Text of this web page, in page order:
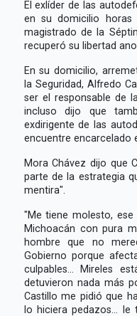
El exlíder de las
en su domicilio horas
magistrado de la
recuperó su libertad
En su domicilio,
la Seguridad, Alfredo
ser el responsable de
incluso dijo que
exdirigente de las
encuentre encarcelado
Mora Chávez dijo que
parte de la estrategia
mentira".
"Me tiene molesto,
Michoacán con pura
hombre que no
Gobierno porque
culpables... Mireles
detuvieron nada más
Castillo me pidió que
lo hiciera pedazos...